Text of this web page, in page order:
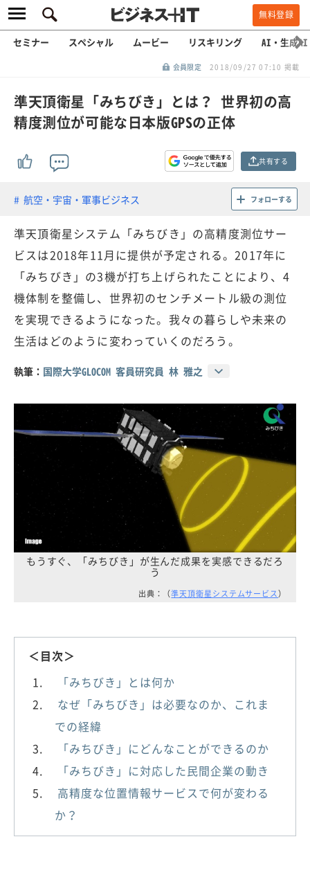
無料登録
セミナー スペシャル ムービー リスキリング AI・生成AI
会員限定 2018/09/27 07:10 掲載
準天頂衛星「みちびき」とは？ 世界初の高
精度測位が可能な日本版GPSの正体
共有する
航空・宇宙・軍事ビジネス フォローする
準天頂衛星システム「みちびき」の高精度測位サー
ビスは2018年11月に提供が予定される。2017年に
「みちびき」の3機が打ち上げられたことにより、4
機体制を整備し、世界初のセンチメートル級の測位
を実現できるようになった。我々の暮らしや未来の
生活はどのように変わっていくのだろう。
執筆： 国際大学GLOCOM 客員研究員 林 雅之
もうすぐ、「みちびき」が生んだ成果を実感できるだろ
う
出典：（準天頂衛星システムサービス）
＜目次＞
「みちびき」とは何か
なぜ「みちびき」は必要なのか、これま
での経緯
「みちびき」にどんなことができるのか
「みちびき」に対応した民間企業の動き
高精度な位置情報サービスで何が変わる
か？